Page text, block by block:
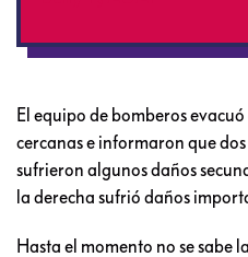
El equipo de bomberos evacuó
cercanas e informaron que
sufrieron algunos daños
la derecha sufrió daños
Hasta el momento no se sabe